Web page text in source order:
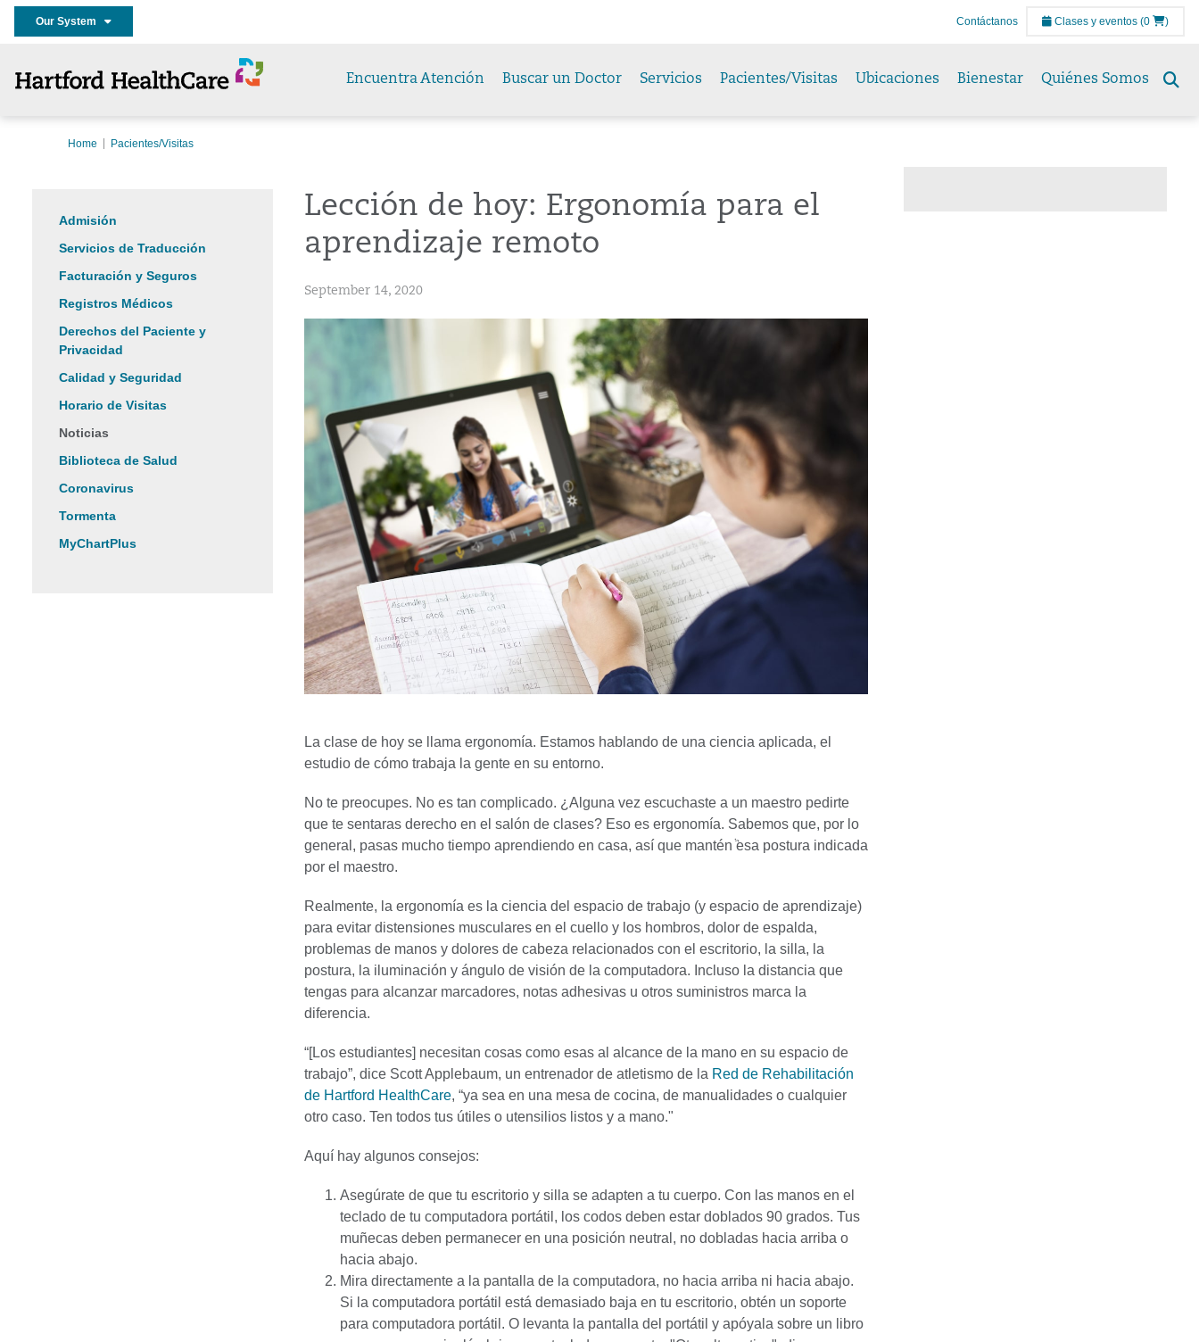
Our System Contáctanos Clases y eventos (0 )
Encuentra Atención Buscar un Doctor Servicios Pacientes/Visitas Ubicaciones Bienestar Quiénes Somos
Home Pacientes/Visitas
Admisión
Servicios de Traducción
Facturación y Seguros
Registros Médicos
Derechos del Paciente y
Privacidad
Calidad y Seguridad
Horario de Visitas
Noticias
Biblioteca de Salud
Coronavirus
Tormenta
MyChartPlus
Lección de hoy: Ergonomía para el
aprendizaje remoto
September 14, 2020
La clase de hoy se llama ergonomía. Estamos hablando de una ciencia aplicada, el
estudio de cómo trabaja la gente en su entorno.
No te preocupes. No es tan complicado. ¿Alguna vez escuchaste a un maestro pedirte
que te sentaras derecho en el salón de clases? Eso es ergonomía. Sabemos que, por lo
general, pasas mucho tiempo aprendiendo en casa, así que manténٞ esa postura indicada
por el maestro.
Realmente, la ergonomía es la ciencia del espacio de trabajo (y espacio de aprendizaje)
para evitar distensiones musculares en el cuello y los hombros, dolor de espalda,
problemas de manos y dolores de cabeza relacionados con el escritorio, la silla, la
postura, la iluminación y ángulo de visión de la computadora. Incluso la distancia que
tengas para alcanzar marcadores, notas adhesivas u otros suministros marca la
diferencia.
“[Los estudiantes] necesitan cosas como esas al alcance de la mano en su espacio de
trabajo”, dice Scott Applebaum, un entrenador de atletismo de la Red de Rehabilitación
de Hartford HealthCare, “ya sea en una mesa de cocina, de manualidades o cualquier
otro caso. Ten todos tus útiles o utensilios listos y a mano."
Aquí hay algunos consejos:
Asegúrate de que tu escritorio y silla se adapten a tu cuerpo. Con las manos en el
teclado de tu computadora portátil, los codos deben estar doblados 90 grados. Tus
muñecas deben permanecer en una posición neutral, no dobladas hacia arriba o
hacia abajo.
Mira directamente a la pantalla de la computadora, no hacia arriba ni hacia abajo.
Si la computadora portátil está demasiado baja en tu escritorio, obtén un soporte
para computadora portátil. O levanta la pantalla del portátil y apóyala sobre un libro